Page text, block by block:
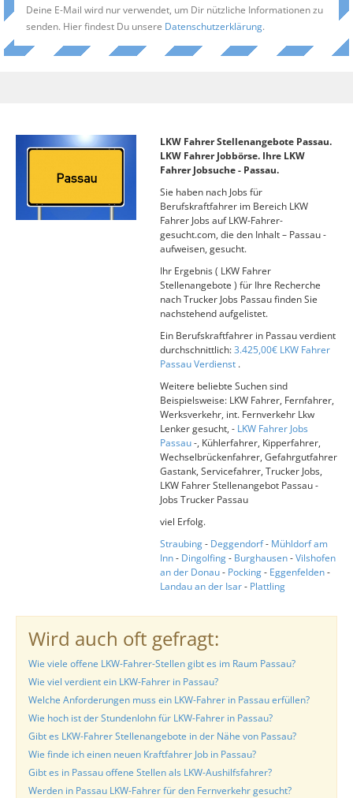
Deine E-Mail wird nur verwendet, um Dir nützliche Informationen zu
senden. Hier findest Du unsere Datenschutzerklärung.
LKW Fahrer Stellenangebote Passau.
LKW Fahrer Jobbörse. Ihre LKW
Fahrer Jobsuche - Passau.
Sie haben nach Jobs für
Berufskraftfahrer im Bereich LKW
Fahrer Jobs auf LKW-Fahrer-
gesucht.com, die den Inhalt – Passau -
aufweisen, gesucht.
Ihr Ergebnis ( LKW Fahrer
Stellenangebote ) für Ihre Recherche
nach Trucker Jobs Passau finden Sie
nachstehend aufgelistet.
Ein Berufskraftfahrer in Passau verdient
durchschnittlich:3.425,00€ LKW Fahrer
Passau Verdienst .
Weitere beliebte Suchen sind
Beispielsweise: LKW Fahrer, Fernfahrer,
Werksverkehr, int. Fernverkehr Lkw
Lenker gesucht, - LKW Fahrer Jobs
Passau-, Kühlerfahrer, Kipperfahrer,
Wechselbrückenfahrer, Gefahrgutfahrer
Gastank, Servicefahrer, Trucker Jobs,
LKW Fahrer Stellenangebot Passau -
Jobs Trucker Passau
viel Erfolg.
Straubing- Deggendorf- Mühldorf am
Inn- Dingolfing- Burghausen-Vilshofen
an der Donau- Pocking- Eggenfelden-
Landau an der Isar- Plattling
Wird auch oft gefragt:
Wie viele offene LKW-Fahrer-Stellen gibt es im Raum Passau?
Wie viel verdient ein LKW-Fahrer in Passau?
Welche Anforderungen muss ein LKW-Fahrer in Passau erfüllen?
Wie hoch ist der Stundenlohn für LKW-Fahrer in Passau?
Gibt es LKW-Fahrer Stellenangebote in der Nähe von Passau?
Wie finde ich einen neuen Kraftfahrer Job in Passau?
Gibt es in Passau offene Stellen als LKW-Aushilfsfahrer?
Werden in Passau LKW-Fahrer für den Fernverkehr gesucht?